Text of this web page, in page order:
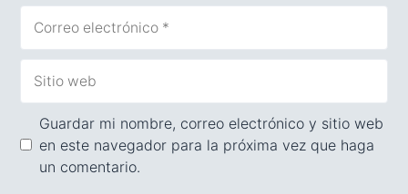
electrónico
web
Guardar mi nombre, correo electrónico y sitio web
en este navegador para la próxima vez que haga
un comentario.